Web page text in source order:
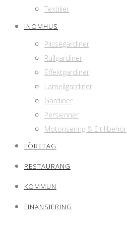
Textilier
INOMHUS
Plisségardiner
Rullgardiner
Effektgardiner
Lamellgardiner
Gardiner
Persienner
Motorisering & Eltillbehör
FÖRETAG
RESTAURANG
KOMMUN
FINANSIERING